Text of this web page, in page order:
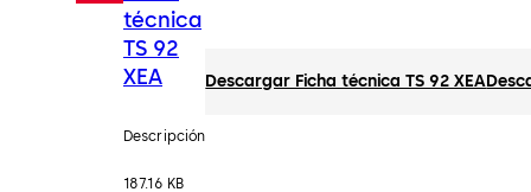
técnica
TS 92
XEA
Descripción
187.16 KB
Descargar Ficha técnica TS 92 XEA